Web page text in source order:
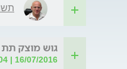
גוש מוצק תת
16/07/2016 | 22:04 | מאת: מירב